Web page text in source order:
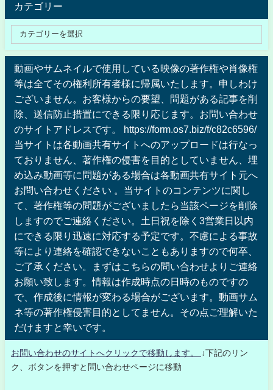
カテゴリー
動画やサムネイルで使用している映像の著作権や肖像権
等は全てその権利所有者様に帰属いたします。申しわけ
ございません。お客様からの要望、問題がある記事を削
除、送信防止措置にできる限り応じます。お問い合わせ
のサイトアドレスです。 https://form.os7.biz/f/c82c6596/
当サイトは各動画共有サイトへのアップロードは行なっ
ておりません、著作権の侵害を目的としていません、埋
め込み動画等に問題がある場合は各動画共有サイト元へ
お問い合わせください 。当サイトのコンテンツに関し
て、著作権等の問題がございましたら当該ページを削除
しますのでご連絡ください。土日祝を除く3営業日以内
にできる限り迅速に対応する予定です。不慮による事故
等により連絡を確認できないこともありますので何卒、
ご了承ください。まずはこちらの問い合わせよりご連絡
お願い致します。情報は作成時点の日時のものですの
で、作成後に情報が変わる場合がございます。動画サム
ネ等の著作権侵害目的としてません。その点ご理解いた
だけますと幸いです。
お問い合わせのサイトへクリックで移動します。
↓下記のリン
ク、ボタンを押すと問い合わせページに移動